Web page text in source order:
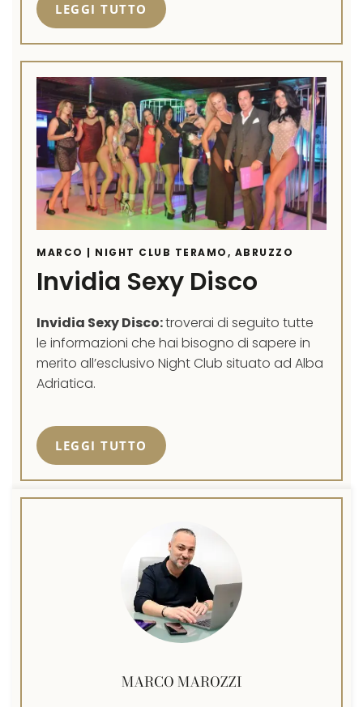
LEGGI TUTTO
MARCO | NIGHT CLUB TERAMO, ABRUZZO
Invidia Sexy Disco
Invidia Sexy Disco:troverai di seguito tutte
le informazioni che hai bisogno di sapere in
merito all’esclusivo Night Club situato ad Alba
Adriatica.
LEGGI TUTTO
MARCO MAROZZI